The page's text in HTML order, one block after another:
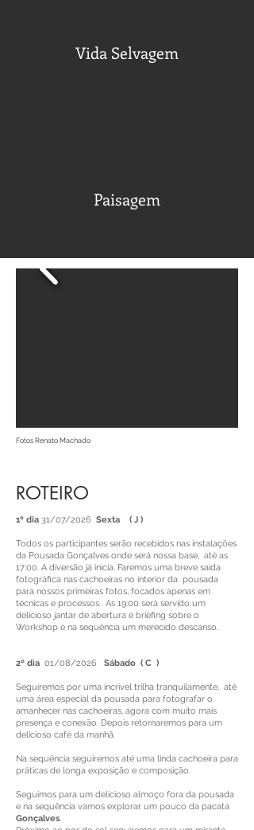
Vida Selvagem
Paisagem
Fotos Renato Machado
ROTEIRO
1º dia 31/07/2026 Sexta ( J )
Todos os participantes serão recebidos nas instalações
da Pousada Gonçalves onde será nossa base, até as
17:00. A diversão já inicia. Faremos uma breve saída
fotográfica nas cachoeiras no interior da pousada
para nossos primeiras fotos, focados apenas em
técnicas e processos . As 19:00 será servido um
delicioso jantar de abertura e briefing sobre o
Workshop e na sequência um merecido descanso.
2º dia 01/08/2026 Sábado ( C )
Seguiremos por uma incrível trilha tranquilamente, até
uma área especial da pousada para fotografar o
amanhecer nas cachoeiras, agora com muito mais
presença e conexão. Depois retornaremos para um
delicioso café da manhã.
Na sequência seguiremos até uma linda cachoeira para
práticas de longa exposição e composição.
Seguimos para um delicioso almoço fora da pousada
e na sequência vamos explorar um pouco da pacata
Gonçalves.